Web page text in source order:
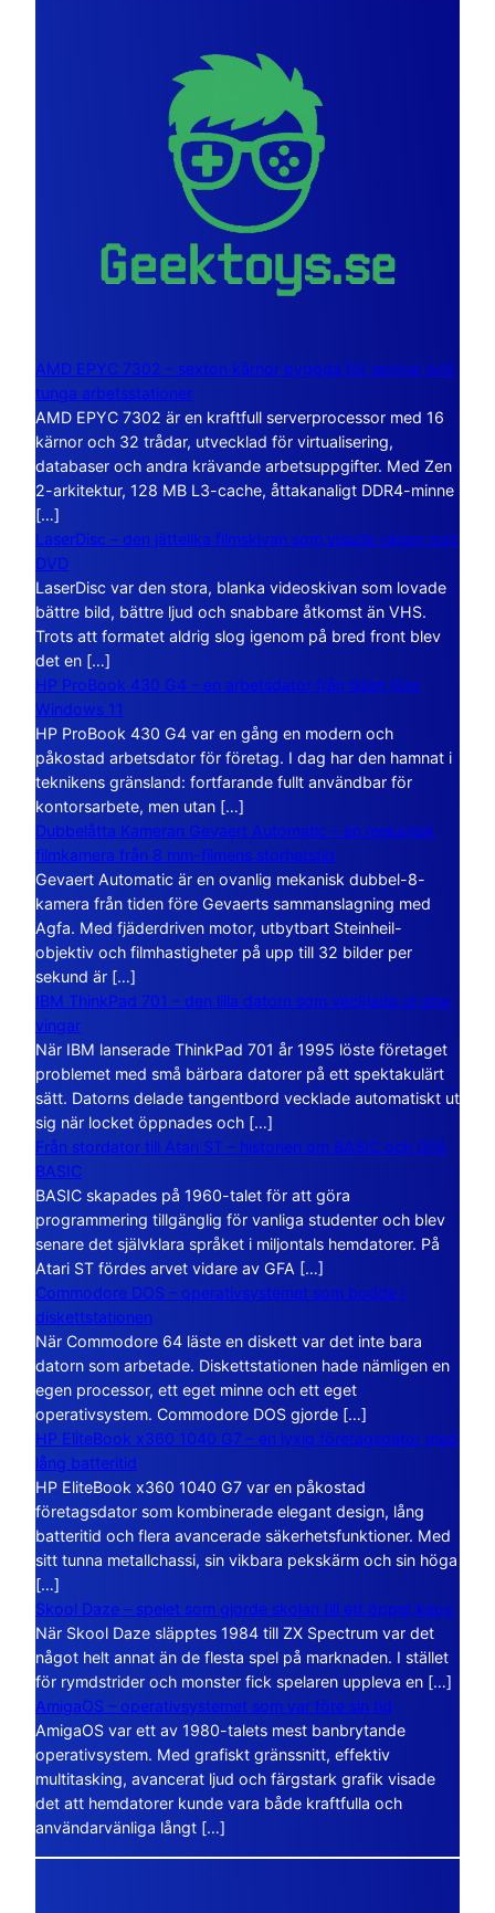
AMD EPYC 7302 – sexton kärnor byggda för servrar och
tunga arbetsstationer
AMD EPYC 7302 är en kraftfull serverprocessor med 16
kärnor och 32 trådar, utvecklad för virtualisering,
databaser och andra krävande arbetsuppgifter. Med Zen
2-arkitektur, 128 MB L3-cache, åttakanaligt DDR4-minne
[…]
LaserDisc – den jättelika filmskivan som visade vägen mot
DVD
LaserDisc var den stora, blanka videoskivan som lovade
bättre bild, bättre ljud och snabbare åtkomst än VHS.
Trots att formatet aldrig slog igenom på bred front blev
det en […]
HP ProBook 430 G4 – en arbetsdator från tiden före
Windows 11
HP ProBook 430 G4 var en gång en modern och
påkostad arbetsdator för företag. I dag har den hamnat i
teknikens gränsland: fortfarande fullt användbar för
kontorsarbete, men utan […]
Dubbelåtta Kameran Gevaert Automatic – en mekanisk
filmkamera från 8 mm-filmens storhetstid
Gevaert Automatic är en ovanlig mekanisk dubbel-8-
kamera från tiden före Gevaerts sammanslagning med
Agfa. Med fjäderdriven motor, utbytbart Steinheil-
objektiv och filmhastigheter på upp till 32 bilder per
sekund är […]
IBM ThinkPad 701 – den lilla datorn som vecklade ut sina
vingar
När IBM lanserade ThinkPad 701 år 1995 löste företaget
problemet med små bärbara datorer på ett spektakulärt
sätt. Datorns delade tangentbord vecklade automatiskt ut
sig när locket öppnades och […]
Från stordator till Atari ST – historien om BASIC och GFA
BASIC
BASIC skapades på 1960-talet för att göra
programmering tillgänglig för vanliga studenter och blev
senare det självklara språket i miljontals hemdatorer. På
Atari ST fördes arvet vidare av GFA […]
Commodore DOS – operativsystemet som bodde i
diskettstationen
När Commodore 64 läste en diskett var det inte bara
datorn som arbetade. Diskettstationen hade nämligen en
egen processor, ett eget minne och ett eget
operativsystem. Commodore DOS gjorde […]
HP EliteBook x360 1040 G7 – en lyxig företagsdator med
lång batteritid
HP EliteBook x360 1040 G7 var en påkostad
företagsdator som kombinerade elegant design, lång
batteritid och flera avancerade säkerhetsfunktioner. Med
sitt tunna metallchassi, sin vikbara pekskärm och sin höga
[…]
Skool Daze – spelet som gjorde skolan till ett öppet kaos
När Skool Daze släpptes 1984 till ZX Spectrum var det
något helt annat än de flesta spel på marknaden. I stället
för rymdstrider och monster fick spelaren uppleva en […]
AmigaOS – operativsystemet som var före sin tid
AmigaOS var ett av 1980-talets mest banbrytande
operativsystem. Med grafiskt gränssnitt, effektiv
multitasking, avancerat ljud och färgstark grafik visade
det att hemdatorer kunde vara både kraftfulla och
användarvänliga långt […]